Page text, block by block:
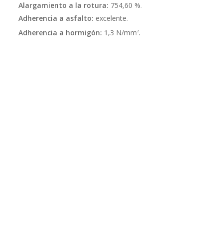
Alargamiento a la rotura: 754,60 %.
Adherencia a asfalto: excelente.
Adherencia a hormigón: 1,3 N/mm2.